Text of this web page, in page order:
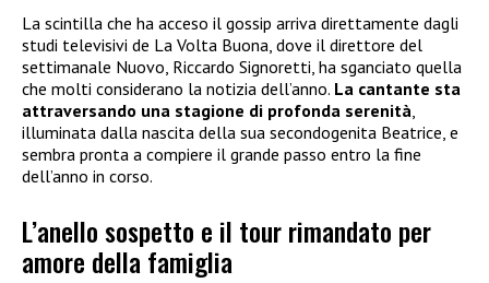
La scintilla che ha acceso il gossip arriva direttamente dagli
studi televisivi de La Volta Buona, dove il direttore del
settimanale Nuovo, Riccardo Signoretti, ha sganciato quella
che molti considerano la notizia dell’anno. La cantante sta
attraversando una stagione di profonda serenità
illuminata dalla nascita della sua secondogenita Beatrice, e
sembra pronta a compiere il grande passo entro la fine
dell’anno in corso.
L’anello sospetto e il tour rimandato per
amore della famiglia